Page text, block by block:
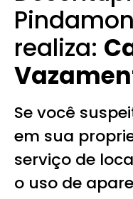
realiza:
Se você
em sua
serviço de
o uso de